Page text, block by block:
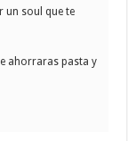
un soul que te
ahorraras pasta y